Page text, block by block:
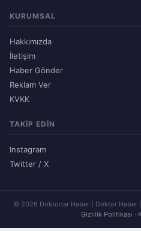
KURUMSAL
Hakkımızda
İletişim
Haber Gönder
Reklam Ver
KVKK
TAKIP EDIN
Instagram
Twitter / X
© 2026 Doktorlar Haber | Doktor Haber |
Gizlilik Politikası ·